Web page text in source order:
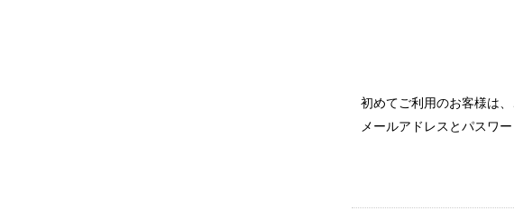
初めてご利用のお客様は
メールアドレスとパスワ